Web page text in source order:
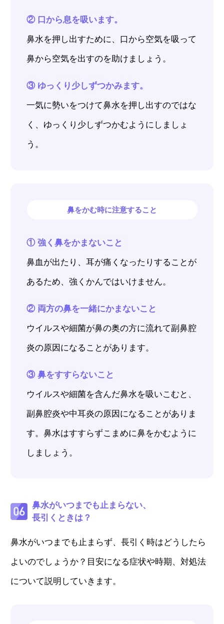
② 口から息を吸います。
鼻水を押し出すために、口から空気を吸って
鼻から空気を出すのを助けましょう。
③ ゆっくり少しずつかみます。
一気に勢いをつけて鼻水を押し出すのではな
く、ゆっくり少しずつかむようにしましょ
う。
鼻をかむ時に注意すること
① 強く鼻をかまないこと
鼻血が出たり、耳が痛くなったりすることが
あるため、強くかんではいけません。
② 両方の鼻を一緒にかまないこと
ウイルスや細菌が鼻の奥の方に流れて副鼻腔
炎の原因になることがあります。
③ 鼻をすすらないこと
ウイルスや細菌を含んだ鼻水を吸いこむと、
副鼻腔炎や中耳炎の原因になることがありま
す。鼻水はすすらずこまめに鼻をかむように
しましょう。
鼻水がいつまでも止まらない、
長引くときは？
鼻水がいつまでも止まらず、長引く時はどうしたら
よいのでしょうか？目安になる症状や時期、対処法
について説明していきます。